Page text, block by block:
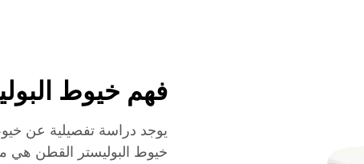
فهم خيوط
يوجد دراسة تفصيلية عن
خيوط البوليستر القطن هي